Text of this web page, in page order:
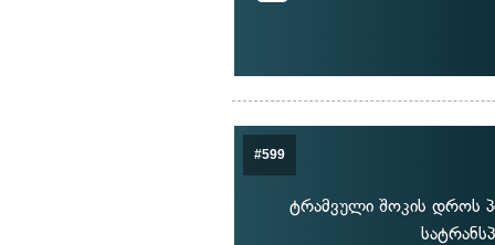
#599
ტრამვული შოკის დროს